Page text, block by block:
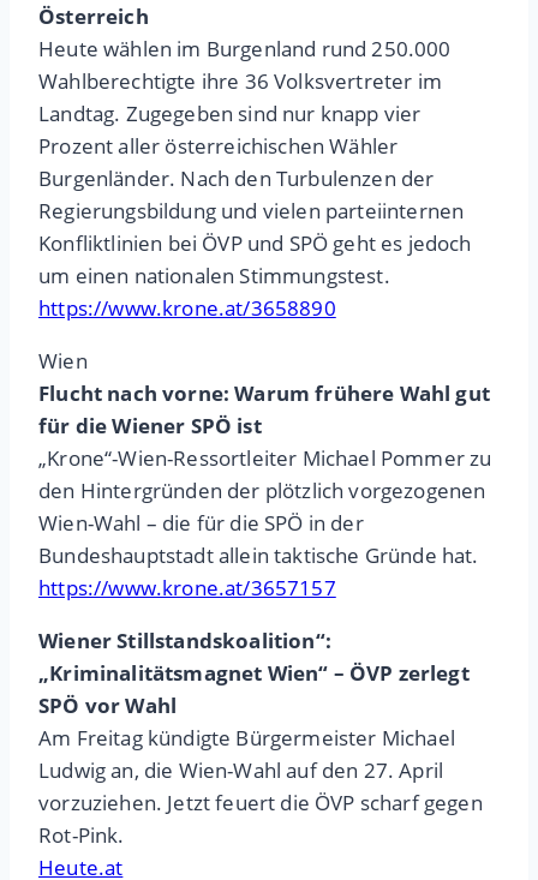
Österreich
Heute wählen im Burgenland rund 250.000
Wahlberechtigte ihre 36 Volksvertreter im
Landtag. Zugegeben sind nur knapp vier
Prozent aller österreichischen Wähler
Burgenländer. Nach den Turbulenzen der
Regierungsbildung und vielen parteiinternen
Konfliktlinien bei ÖVP und SPÖ geht es jedoch
um einen nationalen Stimmungstest.
https://www.krone.at/3658890
Wien
Flucht nach vorne: Warum frühere Wahl gut
für die Wiener SPÖ ist
„Krone“-Wien-Ressortleiter Michael Pommer zu
den Hintergründen der plötzlich vorgezogenen
Wien-Wahl – die für die SPÖ in der
Bundeshauptstadt allein taktische Gründe hat.
https://www.krone.at/3657157
Wiener Stillstandskoalition“:
„Kriminalitätsmagnet Wien“ – ÖVP zerlegt
SPÖ vor Wahl
Am Freitag kündigte Bürgermeister Michael
Ludwig an, die Wien-Wahl auf den 27. April
vorzuziehen. Jetzt feuert die ÖVP scharf gegen
Rot-Pink.
Heute.at